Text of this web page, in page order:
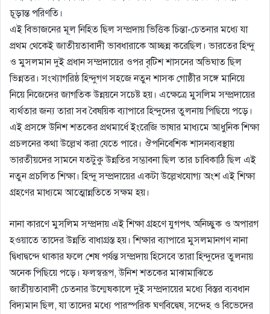
চূড়ান্ত পরিণতি।
এই বিভাজনের মূল নিহিত ছিল সম্প্রদায় ভিত্তিক চিন্তা-চেতনার মধ্যে যা
প্রথম থেকেই জাতীয়তাবাদী ভাবধারাকে আচ্ছন্ন করেছিল। ভারতের হিন্দু
ও মুসলমান দুই প্রধান সম্প্রদায়ের ওপর বৃটিশ শাসনের অভিঘাত ছিল
ভিন্নতর। সংখ্যাগরিষ্ঠ হিন্দুগণ সহজে নতুন শাসক গােষ্ঠীর সঙ্গে মানিয়ে
নিয়ে নিজেদের জাগতিক উন্নয়নে সচেষ্ট হয়। এক্ষেত্রে মুসলিম সম্প্রদায়ের
ব্যর্থতার জন্য তারা সব বৈষয়িক ব্যাপারে হিন্দুদের তুলনায় পিছিয়ে পড়ে।
এই প্রসঙ্গে উনিশ শতকের প্রথমার্ধে ইংরেজি ভাষার মাধ্যমে আধুনিক শিক্ষা
প্রচলনের কথা উল্লেখ করা যেতে পারে। ঔপনিবেশিক শাসনব্যবস্থায়
ভারতীয়দের সামনে যতটুকু উন্নতির সম্ভাবনা ছিল তার চাবিকাঠি ছিল এই
নতুন প্রচলিত শিক্ষা। হিন্দু সম্প্রদায়ের একটা উল্লেখযােগ্য অংশ এই শিক্ষা
গ্রহণের মাধ্যমে আত্মােন্নতিতে সক্ষম হয়।
নানা কারণে মুসলিম সম্প্রদায় এই শিক্ষা গ্রহণে যুগপৎ অনিচ্ছুক ও অপারগ
হওয়াতে তাদের উন্নতি বাধাগ্রস্ত হয়। শিক্ষার ব্যাপারে মুসলমানগণ নানা
দ্বিধাদ্বন্দে থাকার ফলে শেষ পর্যন্ত সম্প্রদায় হিসেবে তারা হিন্দুদের তুলনায়
অনেক পিছিয়ে পড়ে। ফলস্বরূপ, উনিশ শতকের মাঝামাঝিতে
জাতীয়তাবাদী চেতনার উন্মেষকালে দুই সম্প্রদায়ের মধ্যে বিস্তর ব্যবধান
বিদ্যমান ছিল, যা তাদের মধ্যে পারস্পরিক ঘণবিদ্বেষ, সন্দেহ ও বিভেদের